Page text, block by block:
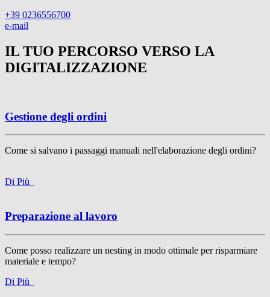
+39 0236556700
e-mail
IL TUO PERCORSO VERSO LA
DIGITALIZZAZIONE
Gestione degli ordini
Come si salvano i passaggi manuali nell'elaborazione degli ordini?
Di Più
Preparazione al lavoro
Come posso realizzare un nesting in modo ottimale per risparmiare
materiale e tempo?
Di Più